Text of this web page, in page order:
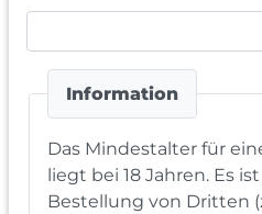
Information
Das Mindestalter für
liegt bei 18 Jahren. Es
Bestellung von Dritten